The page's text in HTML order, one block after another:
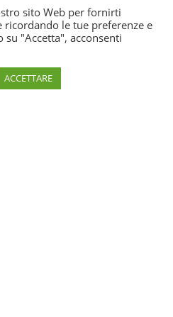
: Da Gennaio a Giugno, produzione
di brocciu e formaggio. Luglio-
sito Web per fornirti
le tue preferenze e
su "Accetta", acconsenti
ACCETTARE